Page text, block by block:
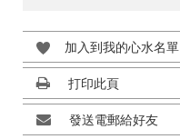
加入到我的心水名單
打印此頁
發送電郵給好友